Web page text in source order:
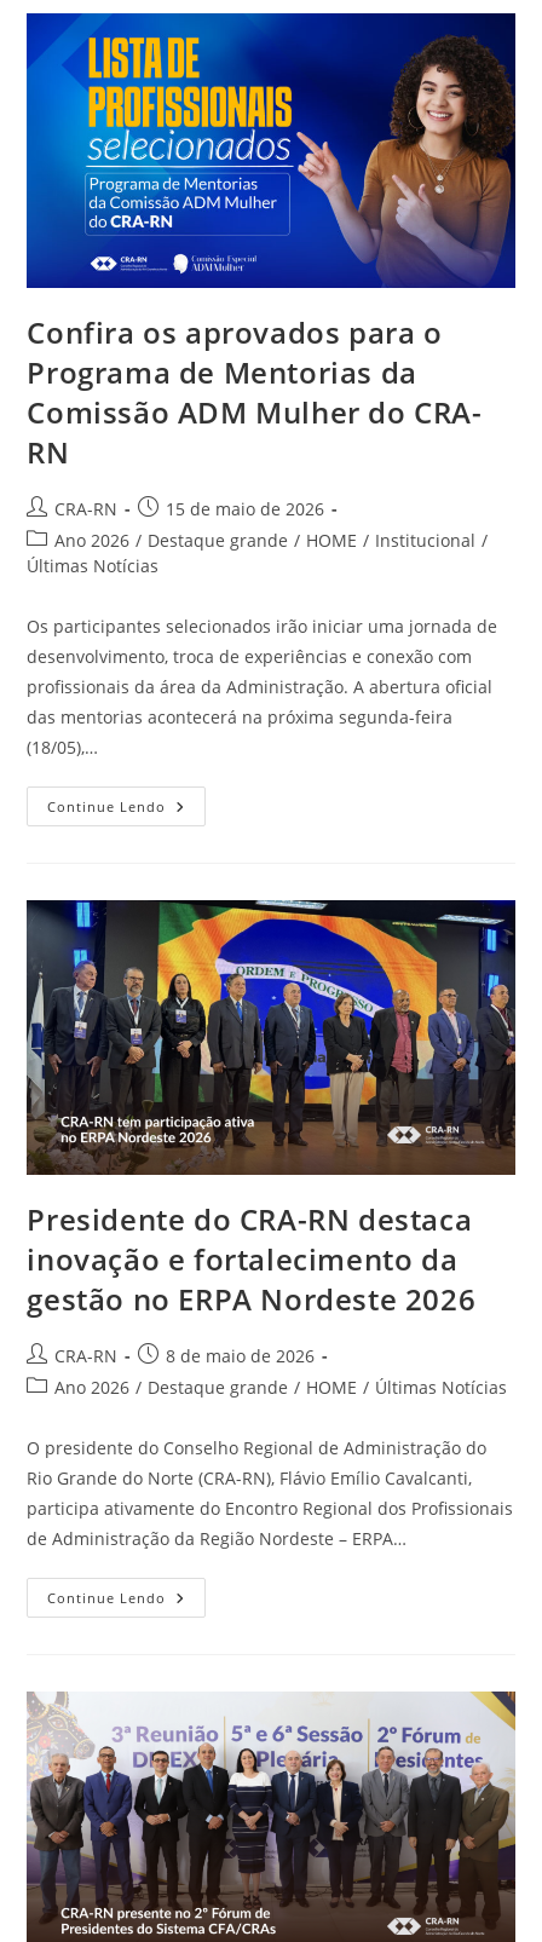
Implantação
Do
Prospecta
Fisc
Promovido
Pelo
CFA
Confira os aprovados para o
Programa de Mentorias da
Comissão ADM Mulher do CRA-
RN
Autor
do
post:
CRA-RN
Post
publicado:
15 de maio de 2026
Categoria
do
Ano 2026 / Destaque grande / HOME / Institucional /
Últimas Notícias
Os participantes selecionados irão iniciar uma jornada de
desenvolvimento, troca de experiências e conexão com
profissionais da área da Administração. A abertura oficial
das mentorias acontecerá na próxima segunda-feira
(18/05),…
Continue Lendo Confira
Os
De
Mentorias
Da
Comissão
ADM
Mulher
Do
CRA-
RN
Presidente do CRA-RN destaca
inovação e fortalecimento da
gestão no ERPA Nordeste 2026
Autor
do
CRA-RN
Post
publicado:
8 de maio de 2026
Categoria
post:
Ano 2026 / Destaque grande / HOME / Últimas Notícias
O presidente do Conselho Regional de Administração do
Rio Grande do Norte (CRA-RN), Flávio Emílio Cavalcanti,
participa ativamente do Encontro Regional dos Profissionais
de Administração da Região Nordeste – ERPA…
Continue Lendo Presidente
Do
Fortalecimento
Da
Gestão
No
ERPA
Nordeste
2026